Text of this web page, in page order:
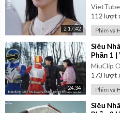
2:17:42
là kẻ
112 lượt
Phim và
24:34
⁣Siêu
Phần 1
MiuClip
173 lượt
Phim và
⁣Siêu